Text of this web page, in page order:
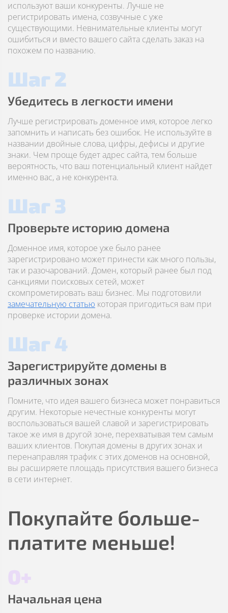
используют ваши конкуренты. Лучше не
регистрировать имена, созвучные с уже
существующими. Невнимательные клиенты могут
ошибиться и вместо вашего сайта сделать заказ на
похожем по названию.
Шаг 2
Убедитесь в легкости имени
Лучше регистрировать доменное имя, которое легко
запомнить и написать без ошибок. Не используйте в
названии двойные слова, цифры, дефисы и другие
знаки. Чем проще будет адрес сайта, тем больше
вероятность, что ваш потенциальный клиент найдет
именно вас, а не конкурента.
Шаг 3
Проверьте историю домена
Доменное имя, которое уже было ранее
зарегистрировано может принести как много пользы,
так и разочарований. Домен, который ранее был под
санкциями поисковых сетей, может
скомпрометировать ваш бизнес. Мы подготовили
замечательную статью которая пригодиться вам при
проверке истории домена.
Шаг 4
Зарегистрируйте домены в
различных зонах
Помните, что идея вашего бизнеса может понравиться
другим. Некоторые нечестные конкуренты могут
воспользоваться вашей славой и зарегистрировать
такое же имя в другой зоне, перехватывая тем самым
ваших клиентов. Покупая домены в других зонах и
перенаправляя трафик с этих доменов на основной,
вы расширяете площадь присутствия вашего бизнеса
в сети интернет.
Покупайте больше-
платите меньше!
0+
Начальная цена